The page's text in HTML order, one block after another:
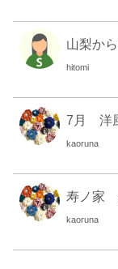
レク
クラフ
大募
して
募集終了
傾聴
デイ
編み物
山梨か
hitomi
7月 洋
kaoruna
寿ノ家
kaoruna